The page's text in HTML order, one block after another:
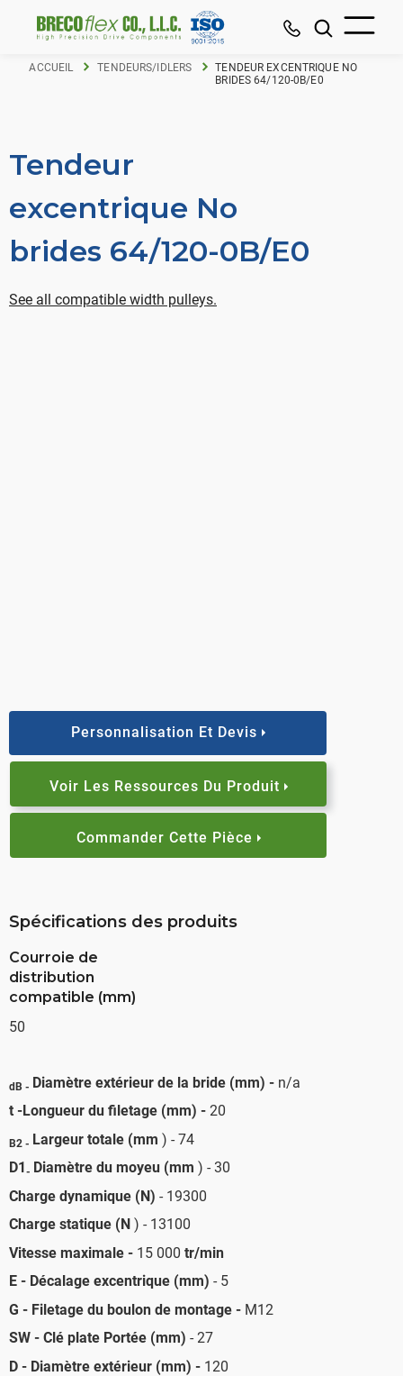
ACCUEIL TENDEURS/IDLERS
TENDEUR EXCENTRIQUE NO
BRIDES 64/120-0B/E0
Tendeur
excentrique No
brides 64/120-0B/E0
See all compatible width pulleys.
Personnalisation Et Devis
Voir Les Ressources Du Produit
Commander Cette Pièce
Spécifications des produits
Courroie de
distribution
compatible (mm)
50
dB - Diamètre extérieur de la bride (mm) - n/a
t -Longueur du filetage (mm) - 20
B2 - Largeur totale (mm ) - 74
D1- Diamètre du moyeu (mm ) - 30
Charge dynamique (N) - 19300
Charge statique (N ) - 13100
Vitesse maximale - 15 000 tr/min
E - Décalage excentrique (mm) - 5
G - Filetage du boulon de montage - M12
SW - Clé plate Portée (mm) - 27
D - Diamètre extérieur (mm) - 120